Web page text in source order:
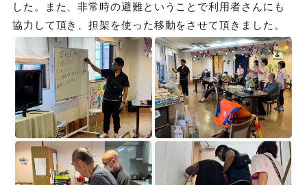
した。また、非常時の避難ということで利用者さんにも
協力して頂き、担架を使った移動をさせて頂きました。